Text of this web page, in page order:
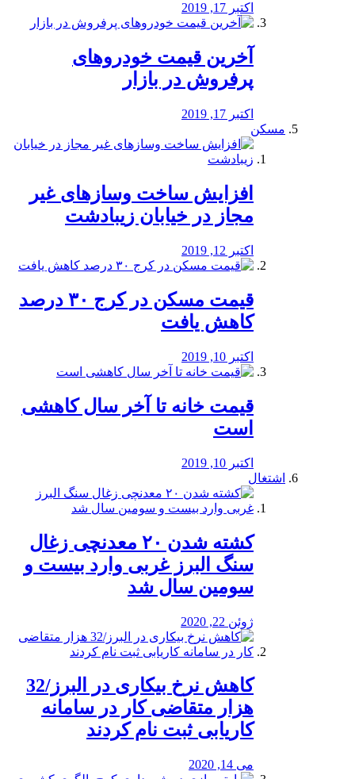
اکتبر 17, 2019
آخرین قیمت خودرو‌های
پرفروش در بازار
اکتبر 17, 2019
مسکن
افزایش ساخت وسازهای غیر
مجاز در خیابان زیبادشت
اکتبر 12, 2019
️قیمت مسکن در کرج ۳۰ درصد
کاهش یافت
اکتبر 10, 2019
قیمت خانه تا آخر سال کاهشی
است
اکتبر 10, 2019
اشتغال
کشته شدن ۲۰ معدنچی زغال
سنگ البرز غربی وارد بیست و
سومین سال شد
ژوئن 22, 2020
کاهش نرخ بیکاری در البرز/32
هزار متقاضی کار در سامانه
کاریابی ثبت نام کردند
می 14, 2020